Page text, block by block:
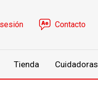
de usuarioContacto
Tienda Cuidadoras